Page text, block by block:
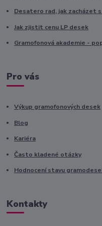
Desatero rad, jak zacházet
Jak zjistit cenu LP desek
Gramofonová akademie -
Pro vás
Výkup gramofonových desek
Blog
Kariéra
Často kladené otázky
Hodnocení stavu
Kontakty